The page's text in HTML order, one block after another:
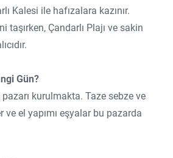
Kalesi ile hafızalara kazınır.
taşırken, Çandarlı Plajı ve sakin
Gün?
kurulmakta. Taze sebze ve
ve el yapımı eşyalar bu pazarda